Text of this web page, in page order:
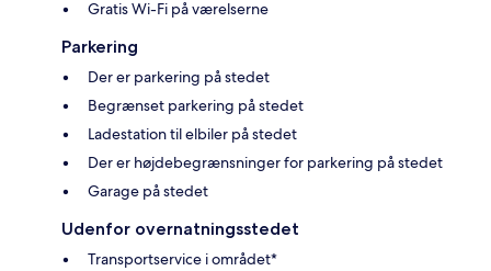
Gratis Wi-Fi på værelserne
Parkering
Der er parkering på stedet
Begrænset parkering på stedet
Ladestation til elbiler på stedet
Der er højdebegrænsninger for parkering på stedet
Garage på stedet
Udenfor overnatningsstedet
Transportservice i området*